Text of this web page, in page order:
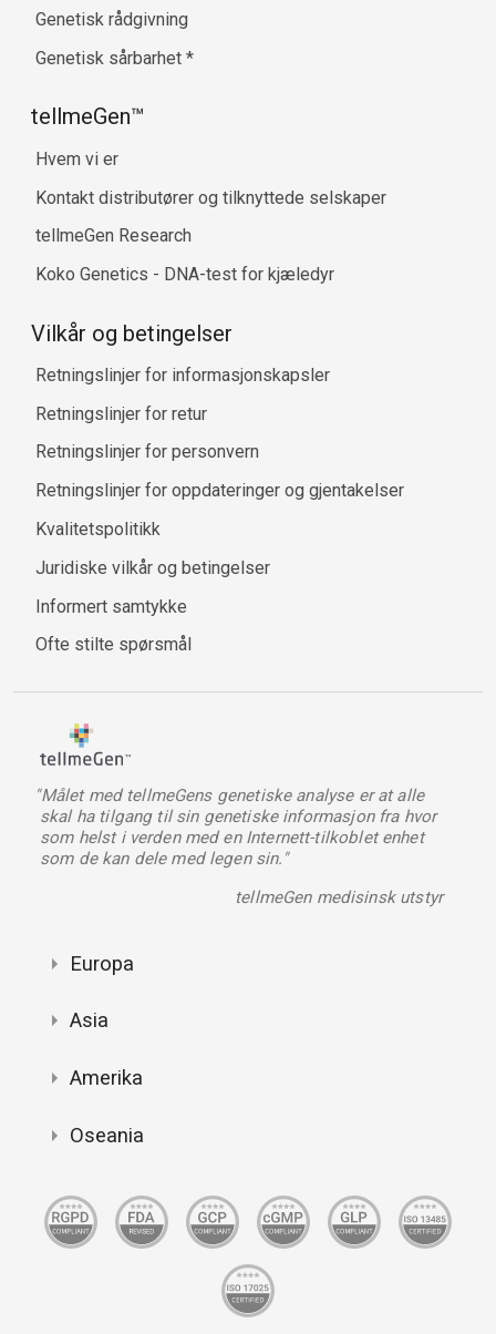
Genetisk rådgivning
Genetisk sårbarhet *
tellmeGen™
Hvem vi er
Kontakt distributører og tilknyttede selskaper
tellmeGen Research
Koko Genetics - DNA-test for kjæledyr
Vilkår og betingelser
Retningslinjer for informasjonskapsler
Retningslinjer for retur
Retningslinjer for personvern
Retningslinjer for oppdateringer og gjentakelser
Kvalitetspolitikk
Juridiske vilkår og betingelser
Informert samtykke
Ofte stilte spørsmål
"Målet med tellmeGens genetiske analyse er at alle
skal ha tilgang til sin genetiske informasjon fra hvor
som helst i verden med en Internett-tilkoblet enhet
som de kan dele med legen sin."
tellmeGen medisinsk utstyr
Europa
Asia
Amerika
Oseania